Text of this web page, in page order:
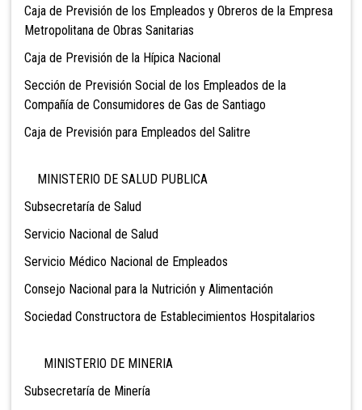
Caja de Previsión de los Empleados y Obreros de la Empresa
Metropolitana de Obras Sanitarias
Caja de Previsión de la Hípica Nacional
Sección de Previsión Social de los Empleados de la
Compañía de Consumidores de Gas de Santiago
Caja de Previsión para Empleados del Salitre
MINISTERIO DE SALUD PUBLICA
Subsecretaría de Salud
Servicio Nacional de Salud
Servicio Médico Nacional de Empleados
Consejo Nacional para la Nutrición y Alimentación
Sociedad Constructora de Establecimientos Hospitalarios
MINISTERIO DE MINERIA
Subsecretaría de Minería